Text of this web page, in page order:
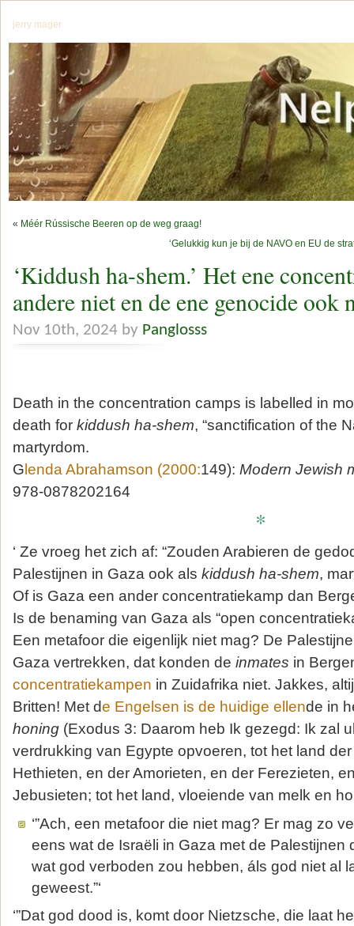
jerry mager
« Méér Rússische Beeren op de weg graag!
‘Gelukkig kun je bij de NAVO en EU de
‘Kiddush ha-shem.’ Het ene
andere niet en de ene genocide ook
Nov 10th, 2024 by Panglosss
Death in the concentration camps is labelled in
death for kiddush ha-shem, “sanctification of the
martyrdom.
Glenda Abrahamson (2000:149): Modern Jewish
978-0878202164
*
‘ Ze vroeg het zich af: “Zouden Arabieren de
Palestijnen in Gaza ook als kiddush ha-shem,
Of is Gaza een ander concentratiekamp dan
Is de benaming van Gaza als “open
Een metafoor die eigenlijk niet mag? De
Gaza vertrekken, dat konden de inmates in
concentratiekampen in Zuidafrika niet. Jakkes,
Britten! Met de Engelsen is de huidige ellende in
honing (Exodus 3: Daarom heb Ik gezegd: Ik zal
verdrukking van Egypte opvoeren, tot het land
Hethieten, en der Amorieten, en der Ferezieten,
Jebusieten; tot het land, vloeiende van melk en
‘”Ach, een metafoor die niet mag? Er mag zo
eens wat de Israëli in Gaza met de Palestijnen
wat god verboden zou hebben, áls god niet al
geweest.”‘
‘”Dat god dood is, komt door Nietzsche, die laat